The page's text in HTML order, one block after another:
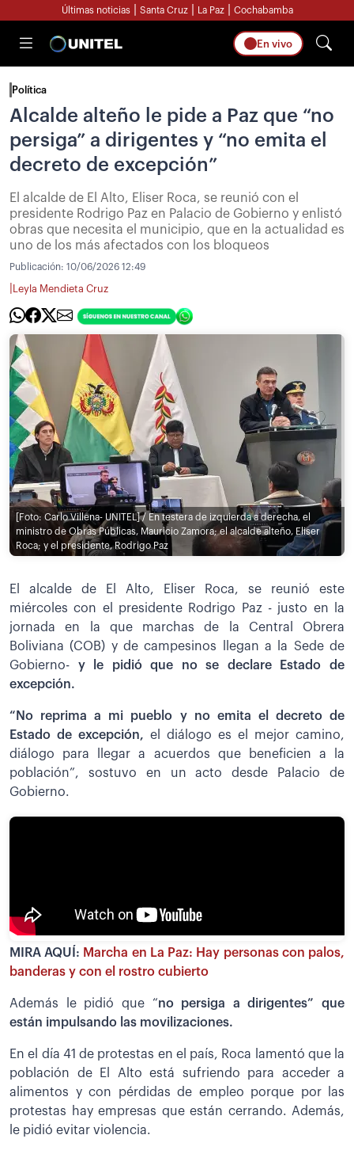
Últimas noticias Santa Cruz La Paz Cochabamba
En vivo
Política
Alcalde alteño le pide a Paz que “no
persiga” a dirigentes y “no emita el
decreto de excepción”
El alcalde de El Alto, Eliser Roca, se reunió con el
presidente Rodrigo Paz en Palacio de Gobierno y enlistó
obras que necesita el municipio, que en la actualidad es
uno de los más afectados con los bloqueos
Publicación: 10/06/2026 12:49
Leyla Mendieta Cruz
[Foto: Carlo Villena- UNITEL] / En testera de izquierda a derecha, el
ministro de Obras Públicas, Mauricio Zamora; el alcalde alteño, Eliser
Roca; y el presidente, Rodrigo Paz
El alcalde de El Alto, Eliser Roca, se reunió este
miércoles con el presidente Rodrigo Paz - justo en la
jornada en la que marchas de la Central Obrera
Boliviana (COB) y de campesinos llegan a la Sede de
Gobierno- y le pidió que no se declare Estado de
excepción.
“No reprima a mi pueblo y no emita el decreto de
Estado de excepción, el diálogo es el mejor camino,
diálogo para llegar a acuerdos que beneficien a la
población”, sostuvo en un acto desde Palacio de
Gobierno.
MIRA AQUÍ: Marcha en La Paz: Hay personas con palos,
banderas y con el rostro cubierto
Además le pidió que “no persiga a dirigentes” que
están impulsando las movilizaciones.
En el día 41 de protestas en el país, Roca lamentó que la
población de El Alto está sufriendo para acceder a
alimentos y con pérdidas de empleo porque por las
protestas hay empresas que están cerrando. Además,
le pidió evitar violencia.